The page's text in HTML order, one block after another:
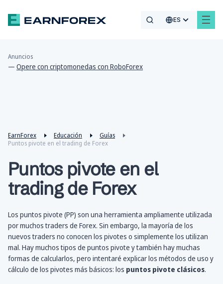
ES
Anuncios
— Opere con criptomonedas con RoboForex
EarnForex Educación
Guías
Puntos pivote en el trading de Forex
Puntos pivote en el
trading de Forex
Los puntos pivote (PP) son una herramienta ampliamente utilizada
por muchos traders de Forex. Sin embargo, la mayoría de los
nuevos traders no conocen los pivotes o simplemente los utilizan
mal. Hay muchos tipos de puntos pivote y también hay muchas
formas de calcularlos, pero intentaré explicar los métodos de uso y
cálculo de los pivotes más básicos: los puntos pivote clásicos.